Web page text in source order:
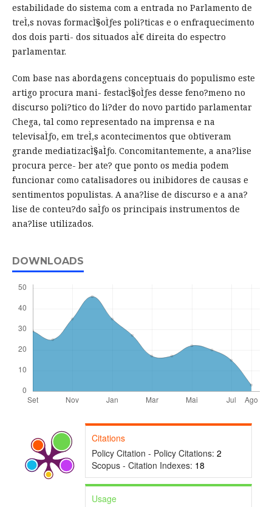
estabilidade do sistema com a entrada no Parlamento de
treÌ‚s novas formacÌ§oÌƒes poli?ticas e o enfraquecimento
dos dois parti- dos situados aÌ€ direita do espectro
parlamentar.
Com base nas abordagens conceptuais do populismo este
artigo procura mani- festacÌ§oÌƒes desse feno?meno no
discurso poli?tico do li?der do novo partido parlamentar
Chega, tal como representado na imprensa e na
televisaÌƒo, em treÌ‚s acontecimentos que obtiveram
grande mediatizacÌ§aÌƒo. Concomitantemente, a ana?lise
procura perce- ber ate? que ponto os media podem
funcionar como catalisadores ou inibidores de causas e
sentimentos populistas. A ana?lise de discurso e a ana?
lise de conteu?do saÌƒo os principais instrumentos de
ana?lise utilizados.
DOWNLOADS
Citations
Policy Citation - Policy Citations: 2
Scopus - Citation Indexes: 18
Usage